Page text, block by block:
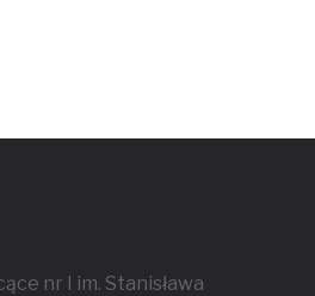
nr I im. Stanisława